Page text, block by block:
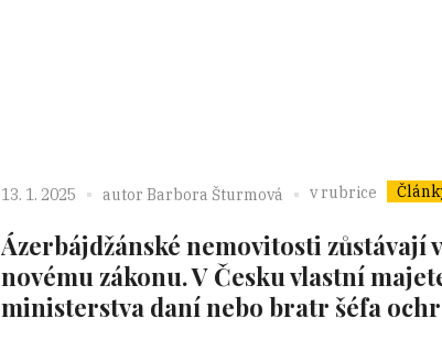
13. 1. 2025 autor Barbora Šturmová v rubrice
Ázerbájdžánské nemovitosti
novému zákonu. V Česku vlastní
ministerstva daní nebo bratr šéfa